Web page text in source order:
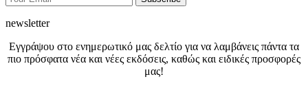
newsletter
Εγγράψου στο ενημερωτικό μας δελτίο για να λαμβάνεις πάντα τα
πιο πρόσφατα νέα και νέες εκδόσεις, καθώς και ειδικές προσφορές
μας!